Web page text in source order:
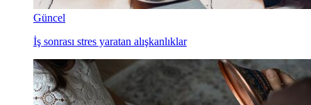
Güncel
İş sonrası stres yaratan alışkanlıklar